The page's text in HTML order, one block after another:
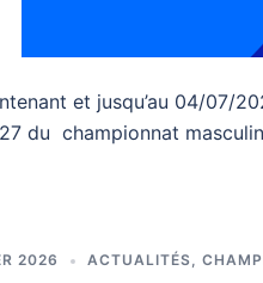
et jusqu’au 04/07/
du championnat
2026 ACTUALITÉS